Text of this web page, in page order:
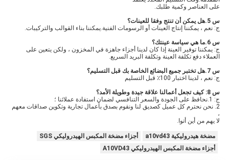
على العناصر وكمية طلبك.
س 5.هل يمكن أن تنتج وفقا للعينات؟
ج: نعم ، يمكننا إنتاج العينات أو الرسومات الفنية.يمكننا بناء القوالب والتركيبات.
س 6.ما هي سياسة عينتك؟
ج: يمكننا توفير العينة إذا كان لدينا أجزاء جاهزة في المخزون ، ولكن يتعين على
العملاء دفع تكلفة العينة وتكلفة البريد السريع.
س 7.هل تختبر جميع البضائع الخاصة بك قبل التسليم؟
ج: نعم ، لدينا اختبار 100٪ قبل التسليم
س 8: كيف تجعل أعمالنا علاقة جيدة وطويلة الأمد؟
ج: 1.نحافظ على الجودة والسعر التنافسي لضمان استفادة عملائنا ؛
2. نحن نحترم كل عميل كصديق لنا ونقوم بصدق بأعمال تجارية وتكوين صداقات معهم
،
لا يهم من أين أتوا.
مضخة هيدروليكية a10vd43
أجزاء مضخة المكبس الهيدروليكي SGS
أجزاء مضخة المكبس الهيدروليكي A10VD43